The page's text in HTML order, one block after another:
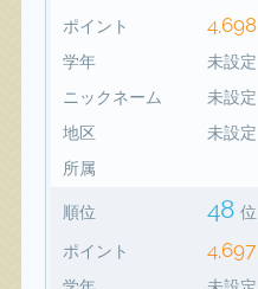
ポイント 4,698
学年
未設定
ニックネーム
未設定
地区
未設定
所属
順位 48 位
ポイント 4,697